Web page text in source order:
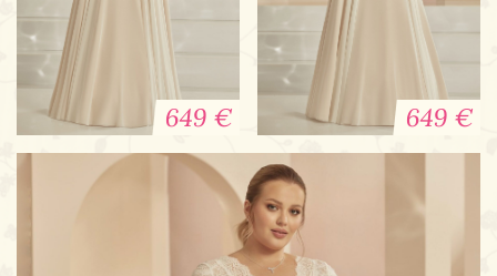
649 €
Brautkleid XXL Famosa
649 €
Plus Size Brautkleid